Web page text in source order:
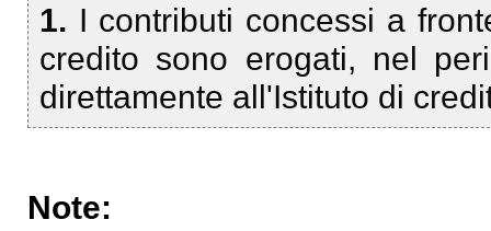
1. I contributi concessi a
credito sono erogati, nel
direttamente all'Istituto di
Note: